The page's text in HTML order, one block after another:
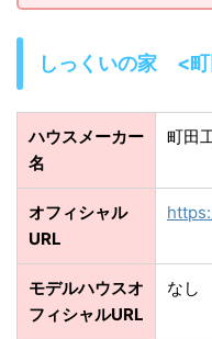
しっくいの家 <町
ハウスメーカー
名
町田
オフィシャル
URL
モデルハウスオ
フィシャルURL
なし